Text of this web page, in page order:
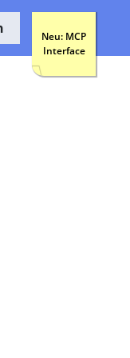
Neu: MCP
Interface